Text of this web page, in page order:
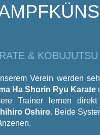
& KOBUJUTSU
Verein werden
Ha Shorin Ryu Karate
Trainer lernen
Oshiro. Beide